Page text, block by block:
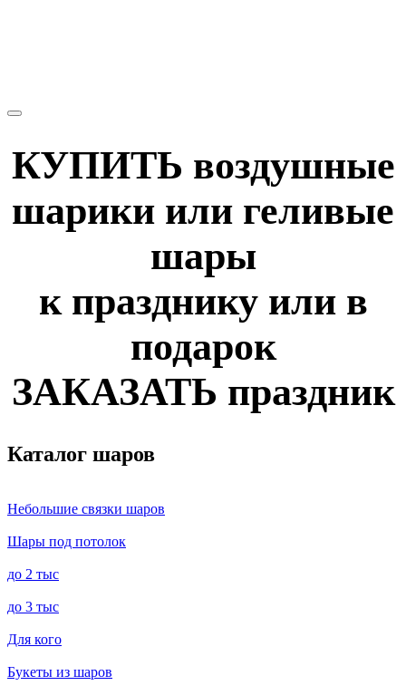
КУПИТЬ воздушные
шарики или геливые
шары
к празднику или в
подарок
ЗАКАЗАТЬ праздник
Каталог шаров
Небольшие связки шаров
Шары под потолок
до 2 тыс
до 3 тыс
Для кого
Букеты из шаров